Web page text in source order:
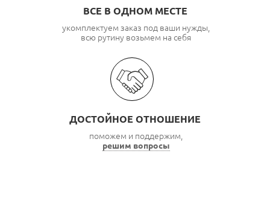
ВСЕ В ОДНОМ МЕСТЕ
укомплектуем заказ под ваши нужды,
всю рутину возьмем на себя
ДОСТОЙНОЕ ОТНОШЕНИЕ
поможем и поддержим,
решим вопросы